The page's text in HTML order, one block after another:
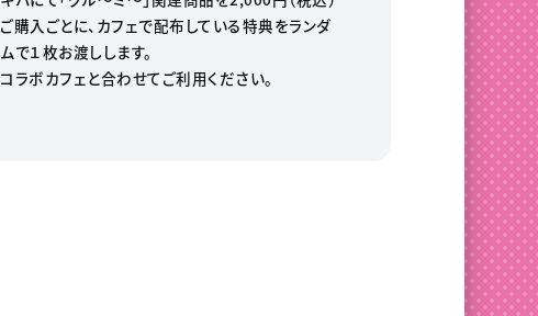
ご購入ごとに、カフェで配布している特典をランダ
ムで１枚お渡しします。
コラボカフェと合わせてご利用ください。